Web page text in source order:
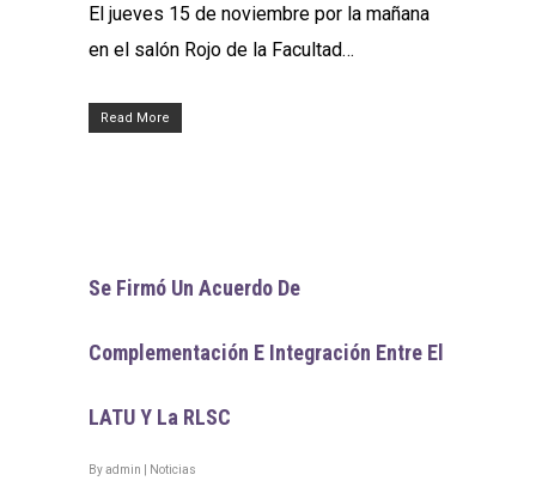
El jueves 15 de noviembre por la mañana
en el salón Rojo de la Facultad…
Read More
Se Firmó Un Acuerdo De
Complementación E Integración Entre El
LATU Y La RLSC
Byadmin Noticias